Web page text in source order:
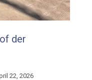
der
22, 2026